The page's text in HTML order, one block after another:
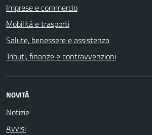
Imprese e commercio
Mobilità e trasporti
Salute, benessere e assistenza
Tributi, finanze e contravvenzioni
NOVITÀ
Notizie
Avvisi